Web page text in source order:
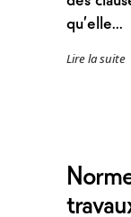
qu’elle...
Lire la suite